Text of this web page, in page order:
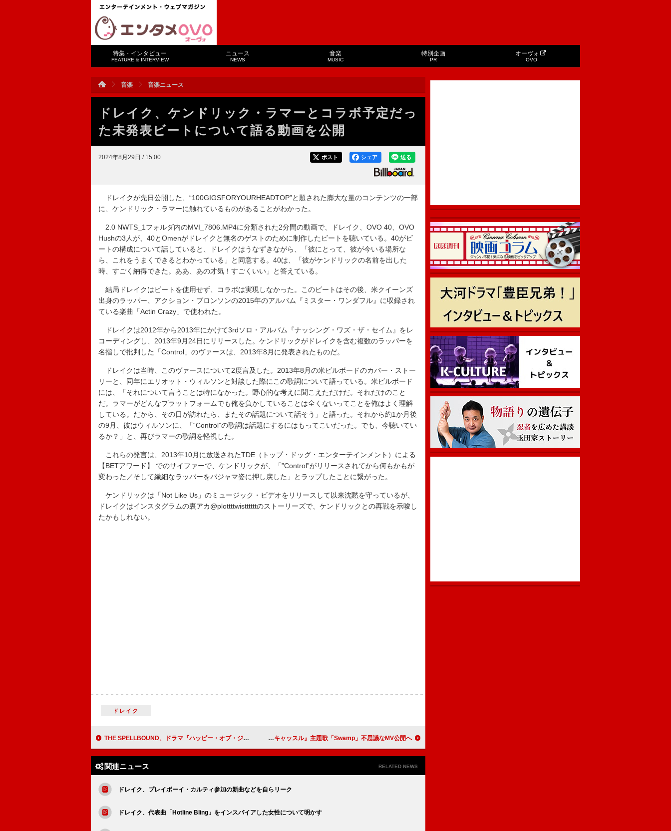
特集・インタビュー
FEATURE & INTERVIEW
ニュース
NEWS
音楽
MUSIC
特別企画
PR
オーヴォ
OVO
音楽 音楽ニュース
ドレイク、ケンドリック・ラマーとコラボ予定だっ
た未発表ビートについて語る動画を公開
2024年8月29日 / 15:00 送る
シェア
ポスト
ドレイクが先日公開した、“100GIGSFORYOURHEADTOP”と題された膨大な量のコンテンツの一部
に、ケンドリック・ラマーに触れているものがあることがわかった。
2.0 NWTS_1フォルダ内のMVI_7806.MP4に分類された2分間の動画で、ドレイク、OVO 40、OVO
Hushの3人が、40とOmenがドレイクと無名のゲストのために制作したビートを聴いている。40がビ
ートの構成について話していると、ドレイクはうなずきながら、「彼にとって、彼が今いる場所な
ら、これをうまくできるとわかっている」と同意する。40は、「彼がケンドリックの名前を出した
時、すごく納得できた。ああ、あの才気！すごくいい」と答えている。
結局ドレイクはビートを使用せず、コラボは実現しなかった。このビートはその後、米クイーンズ
出身のラッパー、アクション・ブロンソンの2015年のアルバム『ミスター・ワンダフル』に収録され
ている楽曲「Actin Crazy」で使われた。
ドレイクは2012年から2013年にかけて3rdソロ・アルバム『ナッシング・ワズ・ザ・セイム』をレ
コーディングし、2013年9月24日にリリースした。ケンドリックがドレイクを含む複数のラッパーを
名指しで批判した「Control」のヴァースは、2013年8月に発表されたものだ。
ドレイクは当時、このヴァースについて2度言及した。2013年8月の米ビルボードのカバー・ストー
リーと、同年にエリオット・ウィルソンと対談した際にこの歌詞について語っている。米ビルボード
には、「それについて言うことは特になかった。野心的な考えに聞こえただけだ。それだけのこと
だ。ラマーがどんなプラットフォームでも俺を負かしていることは全くないってことを俺はよく理解
している。だから、その日が訪れたら、またその話題について話そう」と語った。それから約1か月後
の9月、彼はウィルソンに、「“Control”の歌詞は話題にするにはもってこいだった。でも、今聴いてい
るか？」と、再びラマーの歌詞を軽視した。
これらの発言は、2013年10月に放送されたTDE（トップ・ドッグ・エンターテインメント）による
【BETアワード】 でのサイファーで、ケンドリックが、「”Control”がリリースされてから何もかもが
変わった／そして繊細なラッパーをパジャマ姿に押し戻した」とラップしたことに繋がった。
ケンドリックは「Not Like Us」のミュージック・ビデオをリリースして以来沈黙を守っているが、
ドレイクはインスタグラムの裏アカ@plottttwisttttttのストーリーズで、ケンドリックとの再戦を示唆し
たかもしれない。
ドレイク
THE SPELLBOUND、ドラマ『ハッピー・オブ・ジ・エンド』の主題歌リリックビデオを公開 iriが巨大に見えたり空も飛ぶ、ドラマ『スカイキャッスル』主題歌「Swamp」不思議なMV公開へ
関連ニュース RELATED NEWS
ドレイク、プレイボーイ・カルティ参加の新曲などを自らリーク
ドレイク、代表曲「Hotline Bling」をインスパイアした女性について明かす